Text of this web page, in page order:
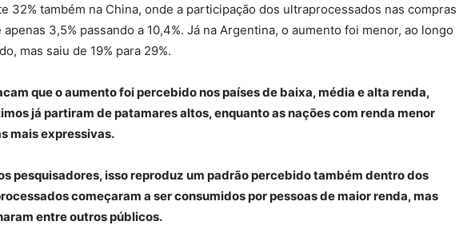
32% também na China, onde a participação dos ultraprocessados nas compras
3,5% passando a 10,4%. Já na Argentina, o aumento foi menor, ao longo
mas saiu de 19% para 29%.
que o aumento foi percebido nos países de baixa, média e alta renda,
já partiram de patamares altos, enquanto as nações com renda menor
mais expressivas.
pesquisadores, isso reproduz um padrão percebido também dentro dos
começaram a ser consumidos por pessoas de maior renda, mas
entre outros públicos.